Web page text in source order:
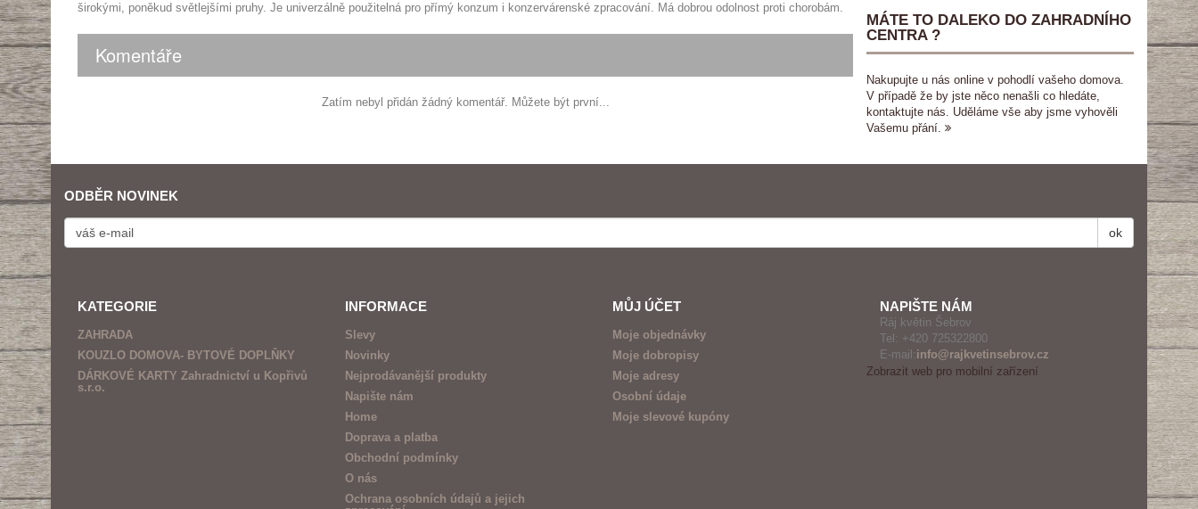
širokými, poněkud světlejšími pruhy. Je univerzálně použitelná pro přímý konzum i konzervárenské zpracování. Má dobrou odolnost proti chorobám.
Komentáře
Zatím nebyl přidán žádný komentář. Můžete být první...
MÁTE TO DALEKO DO ZAHRADNÍHO
CENTRA ?
Nakupujte u nás online v pohodlí vašeho domova.
V případě že by jste něco nenašli co hledáte,
kontaktujte nás. Uděláme vše aby jsme vyhověli
Vašemu přání.
ODBĚR NOVINEK
ok
KATEGORIE
ZAHRADA
KOUZLO DOMOVA- BYTOVÉ DOPLŇKY
DÁRKOVÉ KARTY Zahradnictví u Kopřivů
s.r.o.
INFORMACE
Slevy
Novinky
Nejprodávanější produkty
Napište nám
Home
Doprava a platba
Obchodní podmínky
O nás
Ochrana osobních údajů a jejich
MŮJ ÚČET
Moje objednávky
Moje dobropisy
Moje adresy
Osobní údaje
Moje slevové kupóny
NAPIŠTE NÁM
Ráj květin Šebrov
Tel: +420 725322800
E-mail: info@rajkvetinsebrov.cz
Zobrazit web pro mobilní zařízení